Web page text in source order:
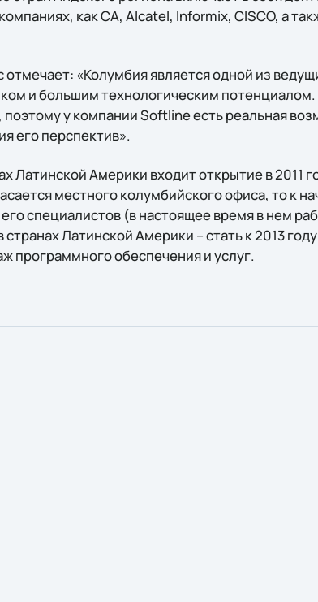
как CA, Alcatel, Informix, CISCO, а
отмечает: «Колумбия является одной из
и большим технологическим потенциалом.
у компании Softline есть реальная
его перспектив».
Латинской Америки входит открытие в 2011
местного колумбийского офиса, то к
специалистов (в настоящее время в нем
Латинской Америки – стать к 2013
программного обеспечения и услуг.